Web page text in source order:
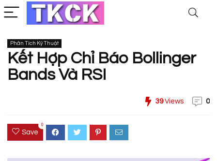
Phân Tích Kỹ Thuật
Kết Hợp Chỉ Báo Bollinger
Bands Và RSI
39Views 0
Save
0